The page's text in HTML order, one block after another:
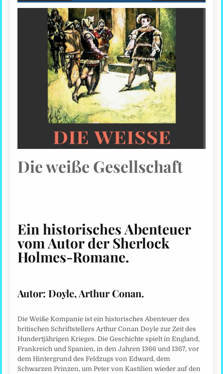
Die weiße Gesellschaft
Ein historisches Abenteuer
vom Autor der Sherlock
Holmes-Romane.
Autor: Doyle, Arthur Conan.
Die Weiße Kompanie ist ein historisches Abenteuer des
britischen Schriftstellers Arthur Conan Doyle zur Zeit des
Hundertjährigen Krieges. Die Geschichte spielt in England,
Frankreich und Spanien, in den Jahren 1366 und 1367, vor
dem Hintergrund des Feldzugs von Edward, dem
Schwarzen Prinzen, um Peter von Kastilien wieder auf den